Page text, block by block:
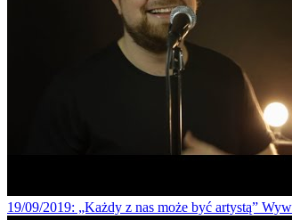
19/09/2019: „Każdy z nas może być artystą”